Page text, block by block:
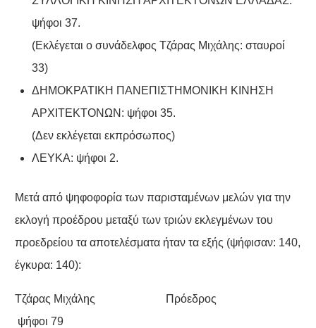
ψήφοι 37.
(Εκλέγεται ο συνάδελφος Τζάρας Μιχάλης: σταυροί
33)
ΔΗΜΟΚΡΑΤΙΚΗ ΠΑΝΕΠΙΣΤΗΜΟΝΙΚΗ ΚΙΝΗΣΗ
ΑΡΧΙΤΕΚΤΟΝΩΝ: ψήφοι 35.
(Δεν εκλέγεται εκπρόσωπος)
ΛΕΥΚΑ: ψήφοι 2.
Μετά από ψηφοφορία των παρισταμένων μελών για την
εκλογή προέδρου μεταξύ των τριών εκλεγμένων του
προεδρείου τα αποτελέσματα ήταν τα εξής (ψήφισαν: 140,
έγκυρα: 140):
Τζάρας Μιχάλης Πρόεδρος
ψήφοι 79